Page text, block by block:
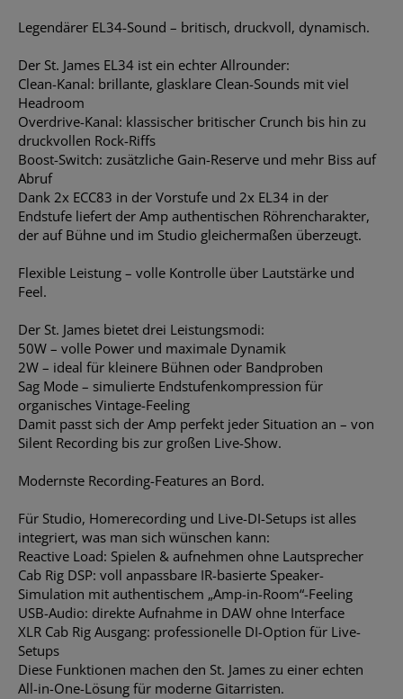
Legendärer EL34-Sound – britisch, druckvoll, dynamisch.
Der St. James EL34 ist ein echter Allrounder:
Clean-Kanal: brillante, glasklare Clean-Sounds mit viel
Headroom
Overdrive-Kanal: klassischer britischer Crunch bis hin zu
druckvollen Rock-Riffs
Boost-Switch: zusätzliche Gain-Reserve und mehr Biss auf
Abruf
Dank 2x ECC83 in der Vorstufe und 2x EL34 in der
Endstufe liefert der Amp authentischen Röhrencharakter,
der auf Bühne und im Studio gleichermaßen überzeugt.
Flexible Leistung – volle Kontrolle über Lautstärke und
Feel.
Der St. James bietet drei Leistungsmodi:
50W – volle Power und maximale Dynamik
2W – ideal für kleinere Bühnen oder Bandproben
Sag Mode – simulierte Endstufenkompression für
organisches Vintage-Feeling
Damit passt sich der Amp perfekt jeder Situation an – von
Silent Recording bis zur großen Live-Show.
Modernste Recording-Features an Bord.
Für Studio, Homerecording und Live-DI-Setups ist alles
integriert, was man sich wünschen kann:
Reactive Load: Spielen & aufnehmen ohne Lautsprecher
Cab Rig DSP: voll anpassbare IR-basierte Speaker-
Simulation mit authentischem „Amp-in-Room“-Feeling
USB-Audio: direkte Aufnahme in DAW ohne Interface
XLR Cab Rig Ausgang: professionelle DI-Option für Live-
Setups
Diese Funktionen machen den St. James zu einer echten
All-in-One-Lösung für moderne Gitarristen.